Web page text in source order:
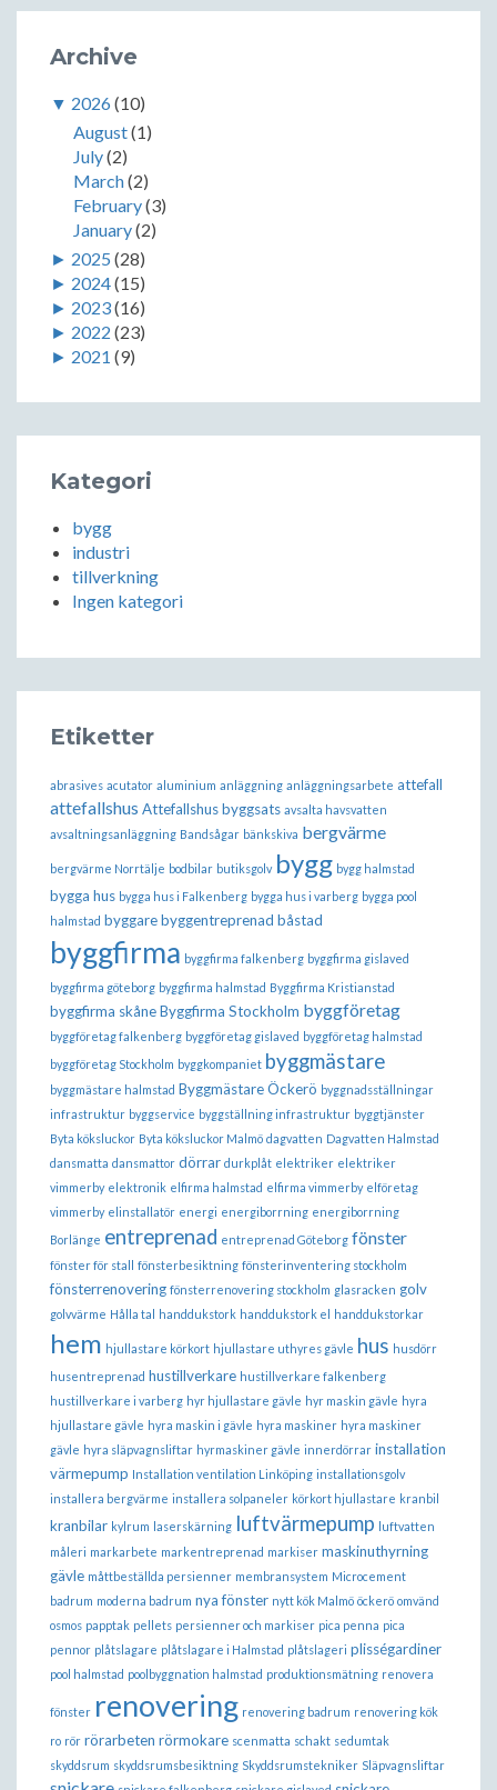
Archive
▼ 2026(10)
August(1)
July(2)
March(2)
February(3)
January(2)
► 2025 (28)
► 2024(15)
► 2023(16)
► 2022 (23)
► 2021 (9)
Kategori
bygg
industri
tillverkning
Ingen kategori
Etiketter
abrasives acutator aluminium anläggning anläggningsarbete attefall
attefallshus Attefallshus byggsats avsalta havsvatten
avsaltningsanläggning Bandsågar bänkskiva bergvärme
bergvärme Norrtälje bodbilar butiksgolv bygg bygg halmstad
bygga hus bygga hus i Falkenberg bygga hus i varberg bygga pool
halmstad byggarebyggentreprenad båstad
byggfirma byggfirma falkenberg byggfirma gislaved
byggfirma göteborg byggfirma halmstad Byggfirma Kristianstad
byggfirma skåneByggfirma Stockholm byggföretag
byggföretag falkenberg byggföretag gislaved byggföretag halmstad
byggföretag Stockholm byggkompaniet byggmästare
byggmästare halmstad Byggmästare Öckerö byggnadsställningar
infrastruktur byggservice byggställning infrastruktur byggtjänster
Byta köksluckor Byta köksluckor Malmö dagvatten Dagvatten Halmstad
dansmatta dansmattor dörrar durkplåt elektriker elektriker
vimmerby elektronik elfirma halmstad elfirma vimmerby elföretag
vimmerby elinstallatör energi energiborrning energiborrning
Borlänge entreprenad entreprenad Göteborg fönster
fönster för stall fönsterbesiktning fönsterinventering stockholm
fönsterrenovering fönsterrenovering stockholm glasracken golv
golvvärme Hålla tal handdukstork handdukstork el handdukstorkar
hem hjullastare körkort hjullastare uthyres gävle hus husdörr
husentreprenad hustillverkare hustillverkare falkenberg
hustillverkare i varberg hyr hjullastare gävle hyr maskin gävle hyra
hjullastare gävle hyra maskin i gävle hyra maskiner hyra maskiner
gävle hyra släpvagnsliftar hyrmaskiner gävle innerdörrar installation
värmepump Installation ventilation Linköping installationsgolv
installera bergvärme installera solpaneler körkort hjullastare kranbil
kranbilar kylrum laserskärning luftvärmepump
luftvatten
måleri markarbete markentreprenad markiser maskinuthyrning
gävle måttbeställda persienner membransystem Microcement
badrum moderna badrum nya fönster nytt kök Malmö öckerö omvänd
osmos papptak pellets persienner och markiser pica penna pica
pennor plåtslagare plåtslagare i Halmstad plåtslageri plisségardiner
pool halmstad poolbyggnation halmstad produktionsmätning renovera
fönster renovering renovering badrum renovering kök
ro rör rörarbeten rörmokare scenmatta schakt sedumtak
skyddsrum skyddsrumsbesiktning Skyddsrumstekniker Släpvagnsliftar